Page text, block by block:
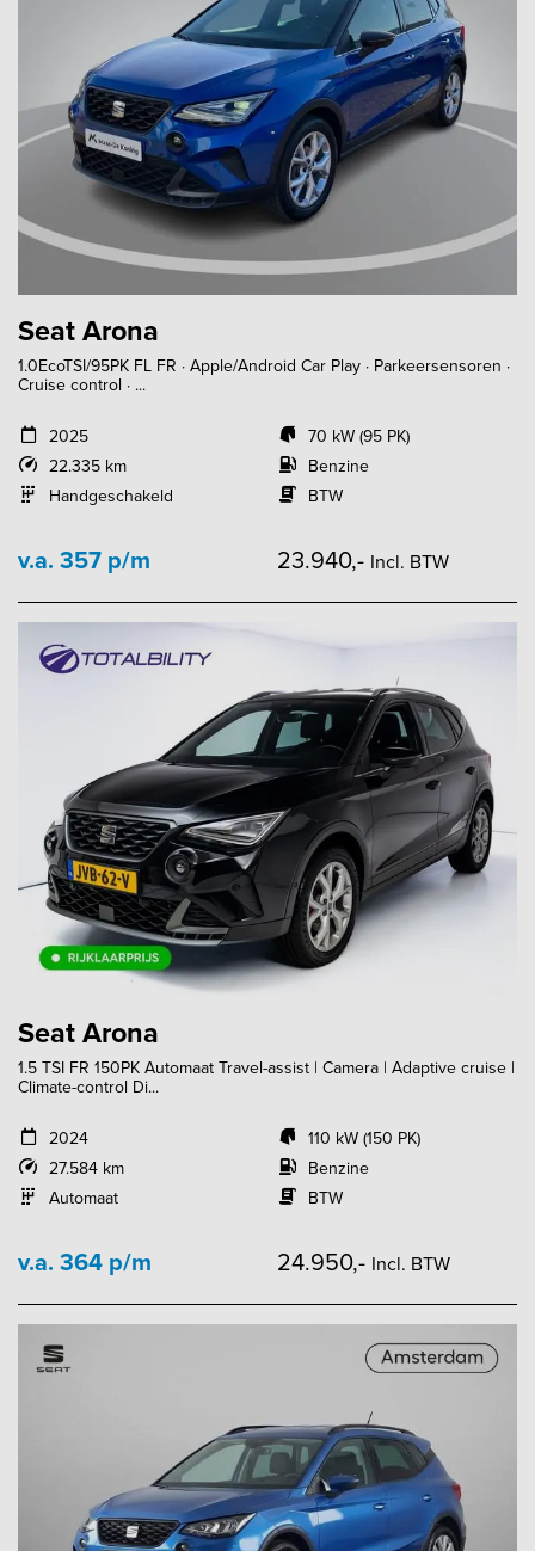
Seat Arona
1.0EcoTSI/95PK FL FR · Apple/Android Car Play · Parkeersensoren ·
Cruise control · ...
2025
22.335 km
Handgeschakeld
70 kW (95 PK)
Benzine
BTW
v.a. 357 p/m 23.940,- Incl. BTW
Seat Arona
1.5 TSI FR 150PK Automaat Travel-assist | Camera | Adaptive cruise |
Climate-control Di...
2024
27.584 km
Automaat
110 kW (150 PK)
Benzine
BTW
v.a. 364 p/m 24.950,- Incl. BTW